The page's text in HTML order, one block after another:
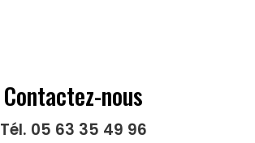
Contactez-nous
Tél. 05 63 35 49 96